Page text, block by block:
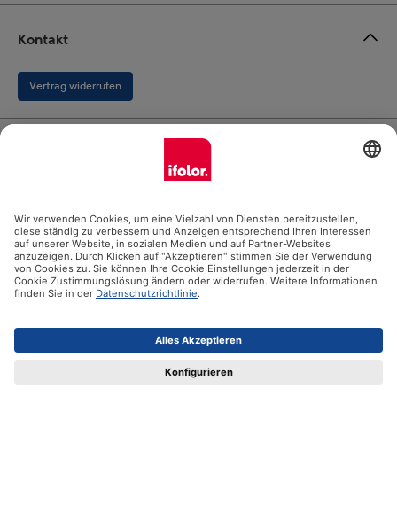
Kontakt
Vertrag widerrufen
Unsere Produkte
Hilfe